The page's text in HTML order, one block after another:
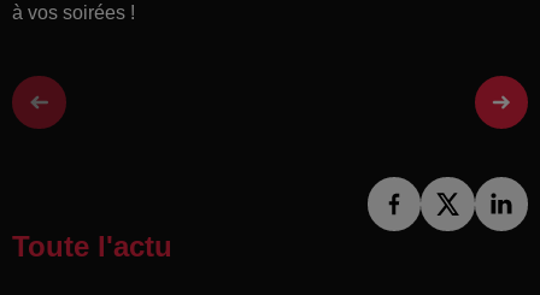
à vos soirées !
Toute l'actu